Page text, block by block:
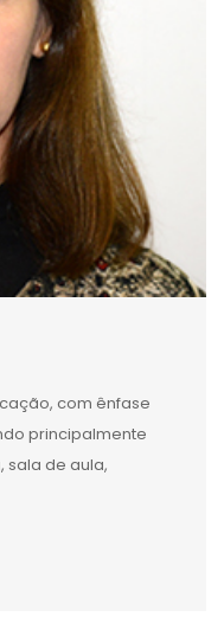
com ênfase
principalmente
sala de aula,